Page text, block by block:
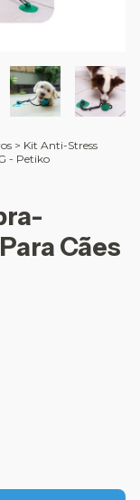
> Kit Anti-Stress
- Petiko
Cães